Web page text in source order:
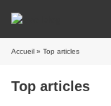
Accueil » Top articles
Top articles